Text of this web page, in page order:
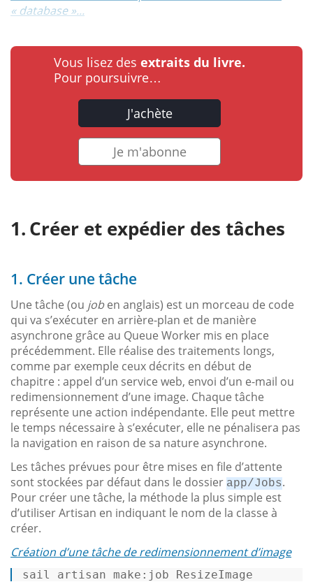
« database »...
Vous lisez des extraits du livre.
Pour poursuivre…
J'achète
Je m'abonne
Créer et expédier des tâches
1. Créer une tâche
Une tâche (ou joben anglais) est un morceau de code
qui va s’exécuter en arrière-plan et de manière
asynchrone grâce au Queue Worker mis en place
précédemment. Elle réalise des traitements longs,
comme par exemple ceux décrits en début de
chapitre : appel d’un service web, envoi d’un e-mail ou
redimensionnement d’une image. Chaque tâche
représente une action indépendante. Elle peut mettre
le temps nécessaire à s’exécuter, elle ne pénalisera pas
la navigation en raison de sa nature asynchrone.
Les tâches prévues pour être mises en file d’attente
sont stockées par défaut dans le dossier app/Jobs.
Pour créer une tâche, la méthode la plus simple est
d’utiliser Artisan en indiquant le nom de la classe à
créer.
Création d’une tâche de redimensionnement d’image
sail artisan make :job ResizeImage